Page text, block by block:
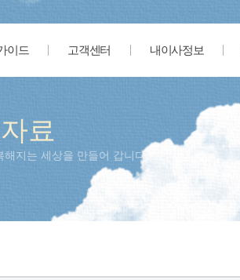
이드 고객센터 내이사정보
료
지는 세상을 만들어 갑니다.